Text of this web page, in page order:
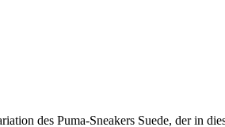
des Puma-Sneakers Suede, der in